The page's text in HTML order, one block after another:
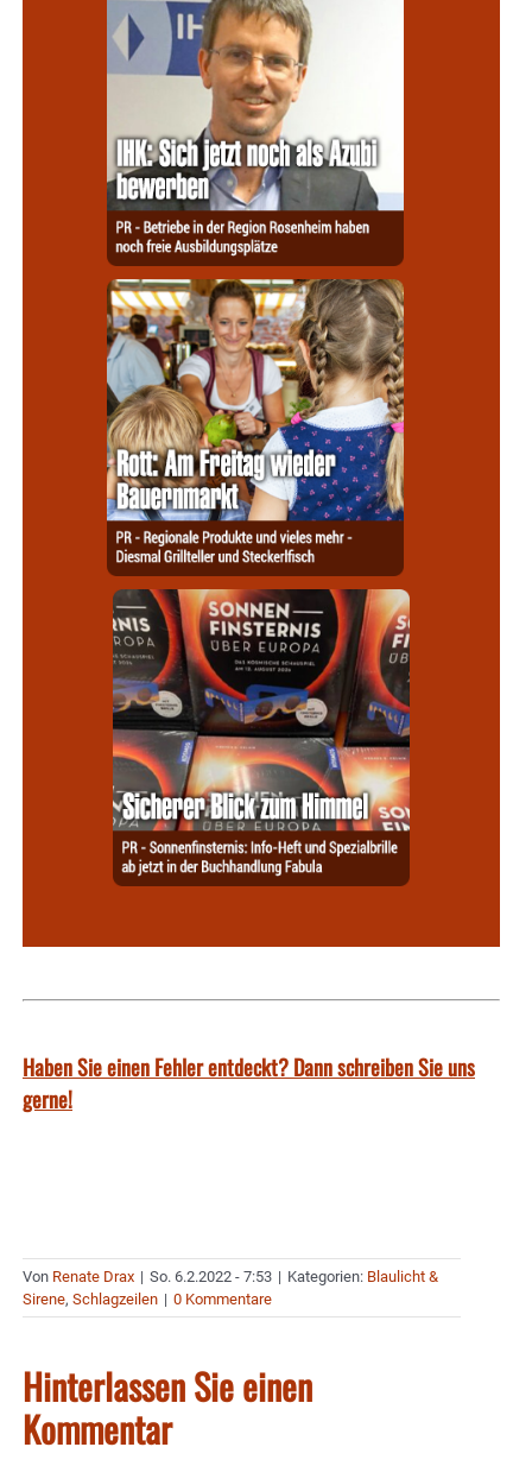
Haben Sie einen Fehler entdeckt? Dann schreiben Sie uns
gerne!
Von Renate Drax | So. 6.2.2022 - 7:53 | Kategorien: Blaulicht &
Sirene, Schlagzeilen | 0 Kommentare
Hinterlassen Sie einen
Kommentar